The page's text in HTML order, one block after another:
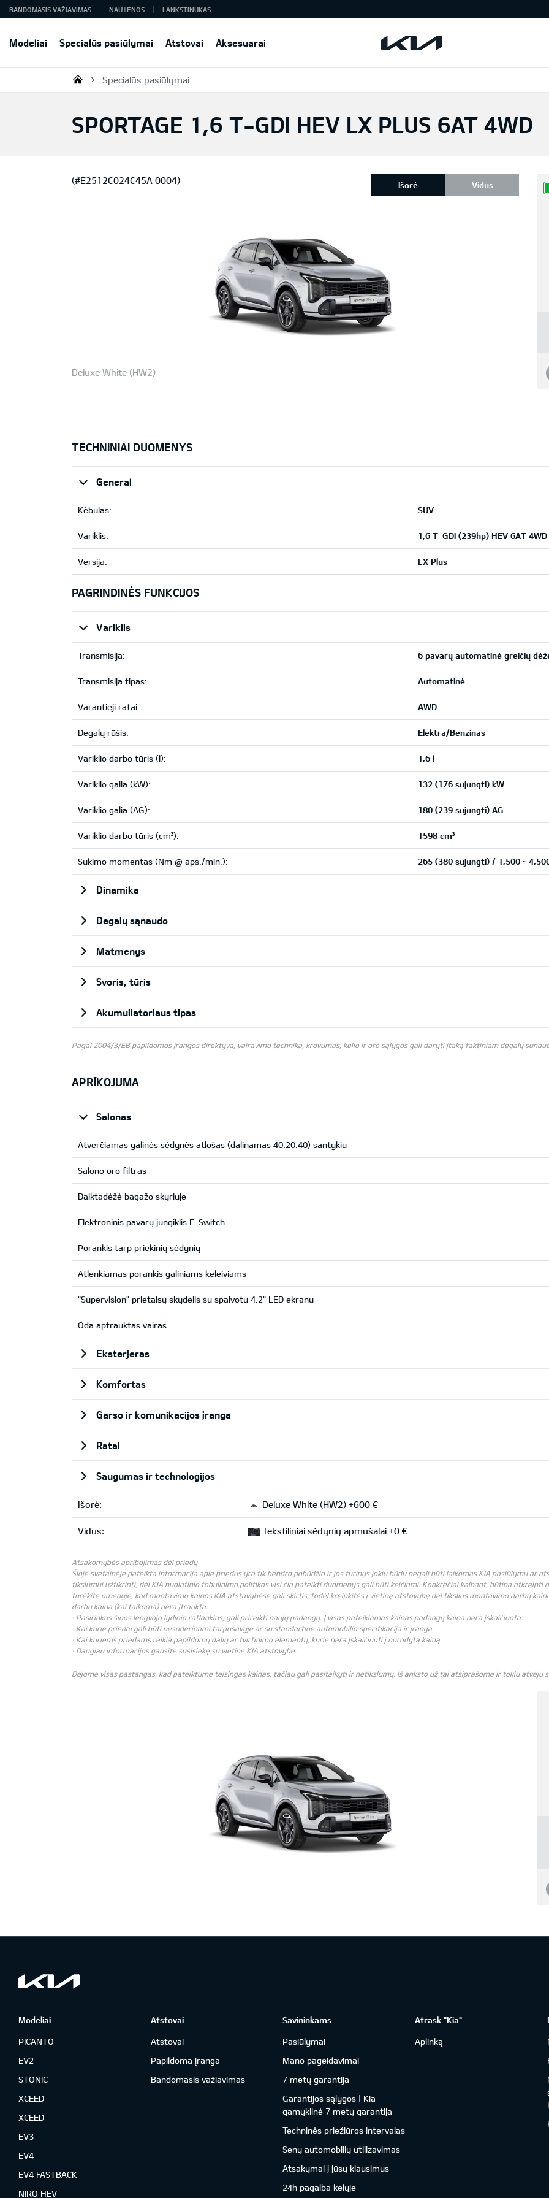
Modeliai Specialūs pasiūlymai Atstovai Aksesuarai
BANDOMASIS VAŽIAVIMAS NAUJIENOS LANKSTINUKAS
KIA AUTO AS
Specialūs pasiūlymai
SPORTAGE 1,6 T-GDI HEV LX PLUS 6AT 4WD
Išorė Vidus
(#E2512C024C45A 0004)
Deluxe White (HW2)
TECHNINIAI DUOMENYS
General
Kėbulas: SUV
Variklis: 1,6 T-GDI (239hp) HEV 6AT 4WD
Versija: LX Plus
PAGRINDINĖS FUNKCIJOS
Variklis
Transmisija: 6 pavarų automatinė greičių
Transmisija tipas: Automatinė
Varantieji ratai: AWD
Degalų rūšis: Elektra/Benzinas
Variklio darbo tūris (l): 1,6 l
Variklio galia (kW): 132 (176 sujungti) kW
Variklio galia (AG): 180 (239 sujungti) AG
Variklio darbo tūris (cm³): 1598 cm³
Sukimo momentas (Nm @ aps./min.): 265 (380 sujungti) / 1,500 ~
Dinamika
Degalų sąnaudo
Matmenys
Svoris, tūris
Akumuliatoriaus tipas
Pagal 2004/3/EB papildomos įrangos direktyvą, vairavimo technika, krovumas, kelio ir oro sąlygos gali daryti įtaką faktiniam degalų
APRĪKOJUMA
Salonas
Atverčiamas galinės sėdynės atlošas (dalinamas 40:20:40) santykiu
Salono oro filtras
Daiktadėžė bagažo skyriuje
Elektroninis pavarų jungiklis E-Switch
Porankis tarp priekinių sėdynių
Atlenkiamas porankis galiniams keleiviams
"Supervision" prietaisų skydelis su spalvotu 4.2" LED ekranu
Oda aptrauktas vairas
Eksterjeras
Komfortas
Garso ir komunikacijos įranga
Ratai
Saugumas ir technologijos
Išorė: Deluxe White (HW2) +600 €
Vidus: Tekstiliniai sėdynių apmušalai +0 €
Atsakomybės apribojimas dėl priedų
Šioje svetainėje pateikta informacija apie priedus yra tik bendro pobūdžio ir jos turinys jokiu būdu negali būti laikomas KIA pasiūlymu ar
tikslumui užtikrinti, dėl KIA nuolatinio tobulinimo politikos visi čia pateikti duomenys gali būti keičiami. Konkrečiai kalbant, būtina atkreipti
turėkite omenyje, kad montavimo kainos KIA atstovybėse gali skirtis, todėl kreipkitės į vietinę atstovybę dėl tikslios montavimo darbų
darbų kaina (kai taikoma) nėra įtraukta.
· Pasirinkus šiuos lengvojo lydinio ratlankius, gali prireikti naujų padangų. Į visas pateikiamas kainas padangų kaina nėra įskaičiuota.
· Kai kurie priedai gali būti nesuderinami tarpusavyje ar su standartine automobilio specifikacija ir įranga.
· Kai kuriems priedams reikia papildomų dalių ar tvirtinimo elementų, kurie nėra įskaičiuoti į nurodytą kainą.
· Daugiau informacijos gausite susisiekę su vietine KIA atstovybe.
Dėjome visas pastangas, kad pateiktume teisingas kainas, tačiau gali pasitaikyti ir netikslumų. Iš anksto už tai atsiprašome ir tokiu atveju
Modeliai
PICANTO
EV2
STONIC
XCEED
XCEED
EV3
EV4
EV4 FASTBACK
NIRO HEV
Atstovai
Atstovai
Papildoma įranga
Bandomasis važiavimas
Savininkams
Pasiūlymai
Mano pageidavimai
7 metų garantija
Garantijos sąlygos | Kia
gamyklinė 7 metų garantija
Techninės priežiūros intervalas
Senų automobilių utilizavimas
Atsakymai į jūsų klausimus
24h pagalba kelyje
Atrask "Kia"
Aplinką